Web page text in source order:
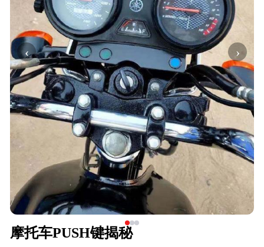
‹ ›
摩托车PUSH键揭秘